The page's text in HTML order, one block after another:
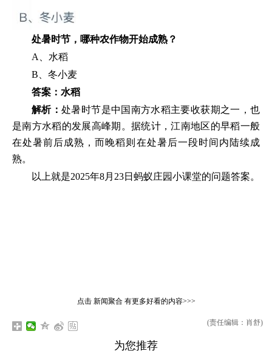
处暑时节，哪种农作物开始成熟？
A、水稻
B、冬小麦
答案：水稻
解析：处暑时节是中国南方水稻主要收获期之一，也
是南方水稻的发展高峰期。据统计，江南地区的早稻一般
在处暑前后成熟，而晚稻则在处暑后一段时间内陆续成
熟。
以上就是2025年8月23日蚂蚁庄园小课堂的问题答案。
点击 新闻聚合有更多好看的内容>>>
(责任编辑：肖舒)
为您推荐